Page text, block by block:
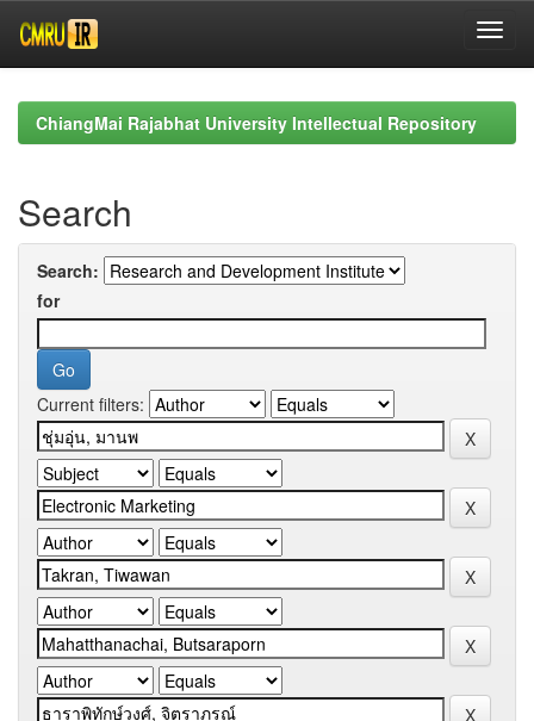
navigationChiangMai Rajabhat University Intellectual Repository
Search
Search:
for
Current filters: